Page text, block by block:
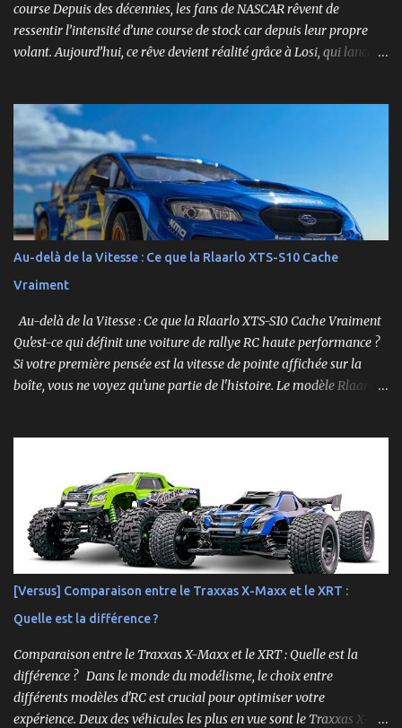
course Depuis des décennies, les fans de NASCAR rêvent de
ressentir l’intensité d’une course de stock car depuis leur propre
volant. Aujourd’hui, ce rêve devient réalité grâce à Losi, qui lance
foncer sur n’importe quelle surface plate. Voici le Losi NASCAR RC
Race Car , dans sa version Ryan Blaney No. 12 Advance Auto Parts
Ford Mustang RTR 2025 .
Au-delà de la Vitesse : Ce que la Rlaarlo XTS-S10 Cache
Vraiment
Au-delà de la Vitesse : Ce que la Rlaarlo XTS-S10 Cache Vraiment
Qu'est-ce qui définit une voiture de rallye RC haute performance ?
Si votre première pensée est la vitesse de pointe affichée sur la
boîte, vous ne voyez qu'une partie de l'histoire. Le modèle Rlaarlo
qui font de cette machine bien plus qu'un simple bolide. Un Modèle,
Deux Philosophies : Le Choix Entre "Prêt à Rouler" et "À
Personnaliser" Rlaarlo propose la XTS-S10 en deux versions
distinctes, une décision brillante qui s'adresse à l'ensemble de la
communauté RC. D'un côté, la version RTR (Ready to Run),
complète et prête à l'emploi. De l'autre, la version "Roller", un
châssis presque assemblé mais livré sans aucune électronique : ni
moteur, ni servo, ni ESC, ni batterie. ...
[Versus] Comparaison entre le Traxxas X-Maxx et le XRT :
Quelle est la différence ?
Comparaison entre le Traxxas X-Maxx et le XRT : Quelle est la
différence ? Dans le monde du modélisme, le choix entre
différents modèles d'RC est crucial pour optimiser votre
expérience. Deux des véhicules les plus en vue sont le Traxxas X-